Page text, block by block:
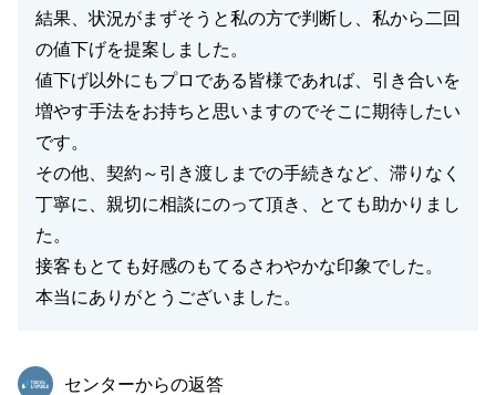
結果、状況がまずそうと私の方で判断し、私から二回
の値下げを提案しました。
値下げ以外にもプロである皆様であれば、引き合いを
増やす手法をお持ちと思いますのでそこに期待したい
です。
その他、契約～引き渡しまでの手続きなど、滞りなく
丁寧に、親切に相談にのって頂き、とても助かりまし
た。
接客もとても好感のもてるさわやかな印象でした。
本当にありがとうございました。
東急リバブル
センターからの返答